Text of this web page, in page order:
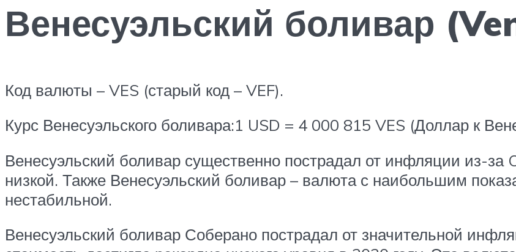
Венесуэльский боливар
Код валюты – VES (старый код – VEF).
Курс Венесуэльского боливара:1 USD = 4 000 815 VES (Доллар к
Венесуэльский боливар существенно пострадал от инфляции из-за
низкой. Также Венесуэльский боливар – валюта с наибольшим
нестабильной.
Венесуэльский боливар Соберано пострадал от значительной